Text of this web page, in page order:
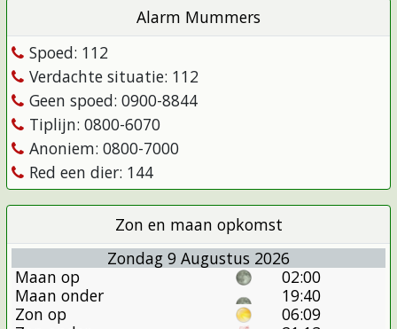
Alarm Mummers
Spoed: 112
Verdachte situatie: 112
Geen spoed: 0900-8844
Tiplijn: 0800-6070
Anoniem: 0800-7000
Red een dier: 144
Zon en maan opkomst
Zondag 9 Augustus 2026
Maan op
02:00
Maan onder
19:40
Zon op
06:09